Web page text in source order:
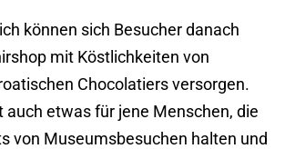
können sich Besucher danach
mit Köstlichkeiten von
Chocolatiers versorgen.
auch etwas für jene Menschen, die
von Museumsbesuchen halten und